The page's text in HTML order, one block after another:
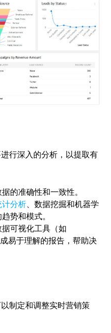
行深入的分析，以提取有
的准确性和一致性。
计分析 、数据挖掘和机器学
势和模式。
据可视化工具（如
易于理解的报告，帮助决
制定和调整实时营销策